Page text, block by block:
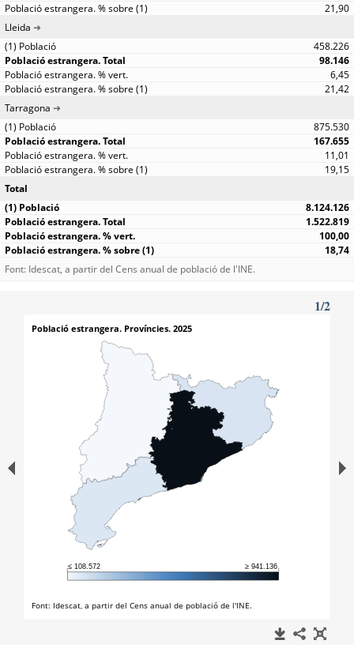
21,90
Lleida
458.226
98.146
6,45
21,42
Tarragona
875.530
167.655
11,01
19,15
Total
8.124.126
1.522.819
100,00
18,74
Font: Idescat, a partir del Cens anual de població de l'INE.